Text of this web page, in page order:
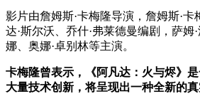
影片由詹姆斯·卡梅隆导演，詹姆斯·卡
达·斯尔沃、乔什·弗莱德曼编剧，萨姆
娜、奥娜·卓别林等主演。
卡梅隆曾表示，《阿凡达：火与烬》
大量技术创新，将呈现出一种全新的真